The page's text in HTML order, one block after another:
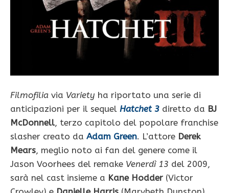
Filmofilia via Variety ha riportato una serie di
anticipazioni per il sequel Hatchet 3 diretto da BJ
McDonnell, terzo capitolo del popolare franchise
slasher creato da Adam Green. L’attore Derek
Mears, meglio noto ai fan del genere come il
Jason Voorhees del remake Venerdì 13 del 2009,
sarà nel cast insieme a Kane Hodder (Victor